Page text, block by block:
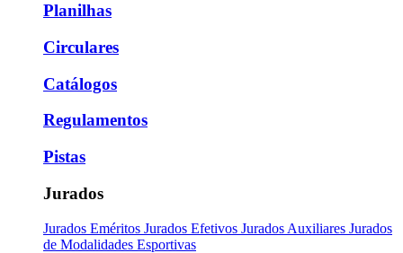
Planilhas
Circulares
Catálogos
Regulamentos
Pistas
Jurados
Jurados Eméritos Jurados Efetivos Jurados Auxiliares Jurados
de Modalidades Esportivas